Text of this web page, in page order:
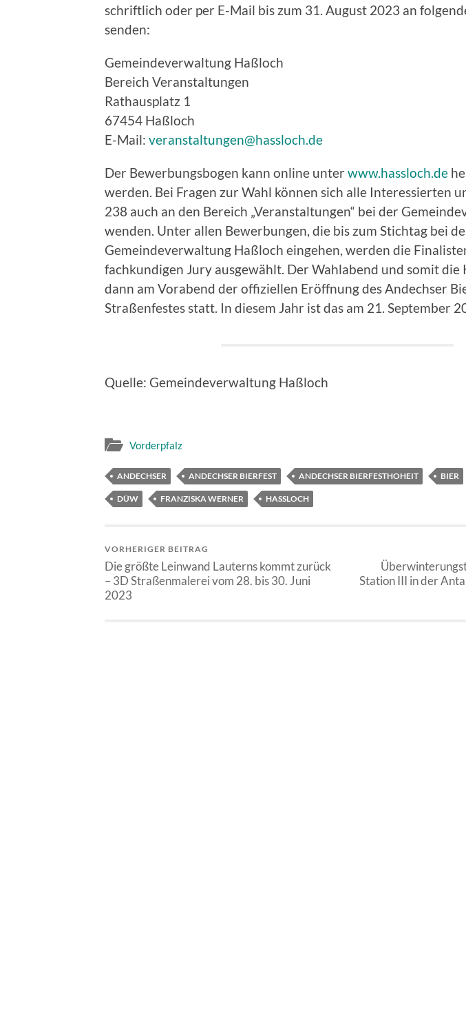
schriftlich oder per E-Mail bis zum 31. August 2023 an
senden:
Gemeindeverwaltung Haßloch
Bereich Veranstaltungen
Rathausplatz 1
67454 Haßloch
E-Mail: veranstaltungen@hassloch.de
Der Bewerbungsbogen kann online unter www.hassloch.de
werden. Bei Fragen zur Wahl können sich alle Interessierten
238 auch an den Bereich „Veranstaltungen“ bei der
wenden. Unter allen Bewerbungen, die bis zum Stichtag bei
Gemeindeverwaltung Haßloch eingehen, werden die
fachkundigen Jury ausgewählt. Der Wahlabend und somit
dann am Vorabend der offiziellen Eröffnung des Andechser
Straßenfestes statt. In diesem Jahr ist das am 21. September
Quelle: Gemeindeverwaltung Haßloch
Vorderpfalz
ANDECHSER ANDECHSER BIERFEST ANDECHSER BIERFESTHOHEIT BIER
DÜW FRANZISKA WERNER HASSLOCH
VORHERIGER BEITRAG
Die größte Leinwand Lauterns kommt zurück
– 3D Straßenmalerei vom 28. bis 30. Juni
2023
Station III in der